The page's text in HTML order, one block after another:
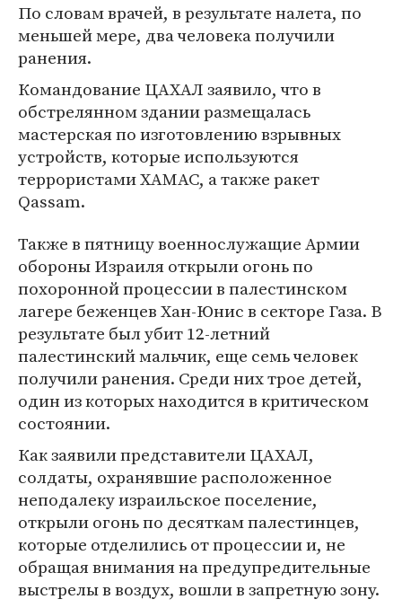
По словам врачей, в результате налета, по
меньшей мере, два человека получили
ранения.
Командование ЦАХАЛ заявило, что в
обстрелянном здании размещалась
мастерская по изготовлению взрывных
устройств, которые используются
террористами ХАМАС, а также ракет
Qassam.
Также в пятницу военнослужащие Армии
обороны Израиля открыли огонь по
похоронной процессии в палестинском
лагере беженцев Хан-Юнис в секторе Газа. В
результате был убит 12-летний
палестинский мальчик, еще семь человек
получили ранения. Среди них трое детей,
один из которых находится в критическом
состоянии.
Как заявили представители ЦАХАЛ,
солдаты, охранявшие расположенное
неподалеку израильское поселение,
открыли огонь по десяткам палестинцев,
которые отделились от процессии и, не
обращая внимания на предупредительные
выстрелы в воздух, вошли в запретную зону.